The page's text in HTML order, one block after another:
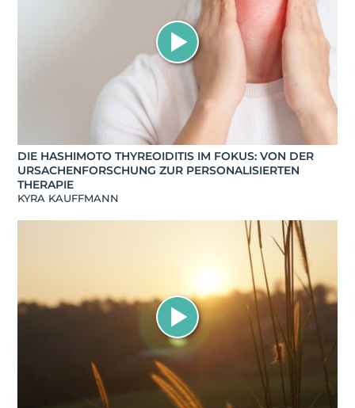
DIE HASHIMOTO THYREOIDITIS IM FOKUS: VON DER
URSACHENFORSCHUNG ZUR PERSONALISIERTEN
THERAPIE
KYRA KAUFFMANN